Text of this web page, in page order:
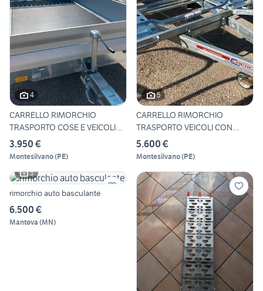
4
CARRELLO RIMORCHIO
TRASPORTO COSE E VEICOLI
CON RA
3.950 €
Montesilvano(PE)
5
CARRELLO RIMORCHIO
TRASPORTO VEICOLI CON
RAMA DI S
5.600 €
Montesilvano(PE)
3
rimorchio auto basculante
6.500 €
Mantova (MN)